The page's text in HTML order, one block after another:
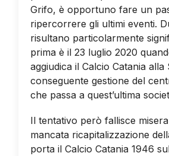
Grifo, è opportuno fare un
ripercorrere gli ultimi eventi.
risultano particolarmente
prima è il 23 luglio 2020
aggiudica il Calcio Catania alla
conseguente gestione del
che passa a quest’ultima
Il tentativo però fallisce
mancata ricapitalizzazione
porta il Calcio Catania 1946